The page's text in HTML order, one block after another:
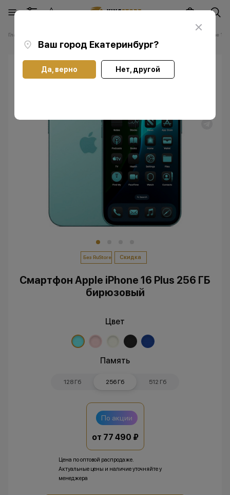
Ваш город Екатеринбург?
Да, верно Нет, другой
Главная Смартфоны Apple iPhone 16
Без RuStore Скидка
Смартфон Apple iPhone 16 Plus 256 ГБ
бирюзовый
Цвет
Память
128 Гб 256 Гб 512 Гб
По акции
от 77 490 ₽
Цена по оптовой распродаже.
Актуальные цены и наличие уточняйте у
менеджера